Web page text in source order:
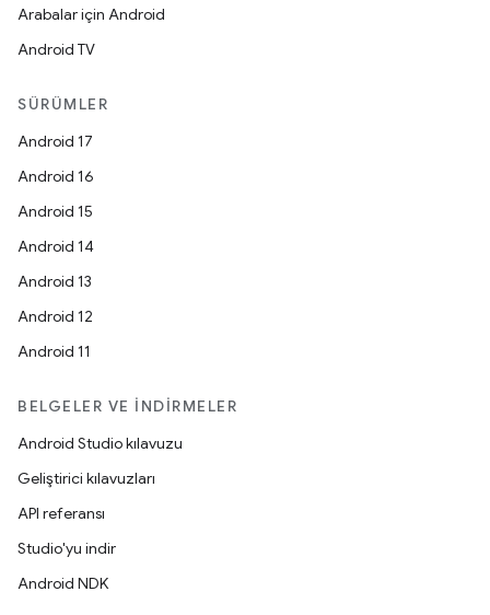
Arabalar için Android
Android TV
SÜRÜMLER
Android 17
Android 16
Android 15
Android 14
Android 13
Android 12
Android 11
BELGELER VE İNDIRMELER
Android Studio kılavuzu
Geliştirici kılavuzları
API referansı
Studio'yu indir
Android NDK